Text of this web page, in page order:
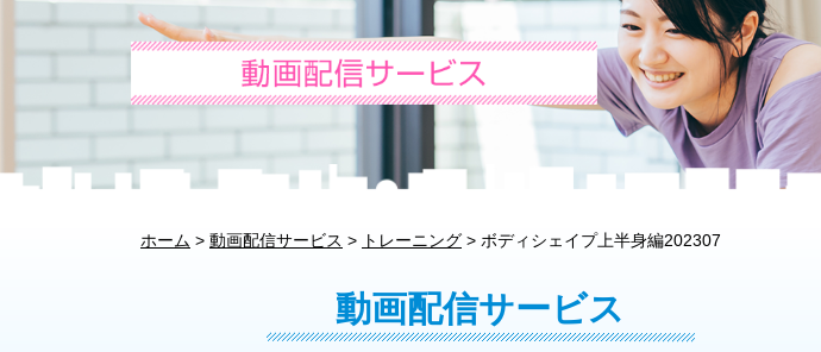
ホーム > 動画配信サービス > トレーニング > ボディシェイプ上半身編202307
動画配信サービス